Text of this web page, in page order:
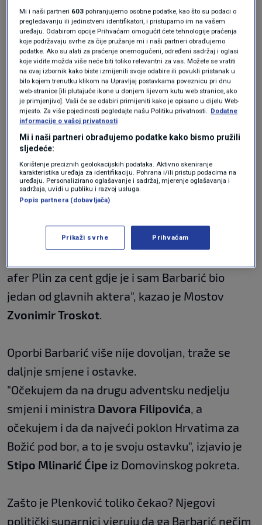
ostavljao Barbarića na mjestu predsjednika
Uprave HEP-a gdje je ovaj imao pristup i
dokazima i dokumentaciji koja će biti ključna za
utvrđivanje kako je došlo do afere Plin za cent",
smatraSandra Benčićiz Možemo.
Barbarićeve afere otkrio je Most. Na tome
njegovi članovi ne misle stati.
"Ovo je samo početak gdje se nadamo da će
ova smjena Barbarića dovesti do daljnjih
izgrađena s našim novcima gdje su bili
afer Plin za cent gdje je i sam Barbarić bio
jedan od glavnih aktera", kazao je Mostov
Zvonimir Troskot.
Oporbi Barbarić više nije dovoljan, traže se
daljnje smjene i ostavke.
"Očekujem da na drugu adventsku nedjelju
smjeni i ministra Davora Filipovića, a
očekujem i da da najveći poklon Hrvatima za
Božić pod bor, a to je svoju ostavku", izjavio je
Stipo Mlinarić Ćipe iz Domovinskog pokreta.
Zašto je Plenković toliko čekao? Njegovi
politički suparnici vjeruju da ga Barbarić nečim
Mi i naši partneri 603 pohranjujemo osobne podatke, kao što su podaci o
pregledavanju ili jedinstveni identifikatori, i pristupamo im na vašem
uređaju. Odabirom opcije Prihvaćam omogućit ćete tehnologije praćenja
koje podržavaju svrhe za čije pružanje mi i naši partneri obrađujemo
podatke. Ako su alati za praćenje onemogućeni, određeni sadržaj i oglasi
koje vidite možda više neće biti toliko relevantni za vas. Možete se vratiti
na ovaj izbornik kako biste izmijenili svoje odabire ili povukli pristanak u
bilo kojem trenutku klikom na Upravljaj postavkama poveznicu pri dnu
web-stranice [ili plutajuće ikone u donjem lijevom kutu web stranice, ako
je primjenjivo]. Vaši će se odabiri primijeniti kako je opisano u dijelu Web-
mjesto. Za više pojedinosti pogledajte našu Politiku privatnosti. Dodatne
informacije o vašoj privatnosti
Mi i naši partneri obrađujemo podatke kako bismo pružili
sljedeće:
Korištenje preciznih geolokacijskih podataka. Aktivno skeniranje
karakteristika uređaja za identifikaciju. Pohrana i/ili pristup podacima na
uređaju. Personalizirano oglašavanje i sadržaj, mjerenje oglašavanja i
sadržaja, uvidi u publiku i razvoj usluga.
Popis partnera (dobavljača)
Prikaži svrhe Prihvaćam